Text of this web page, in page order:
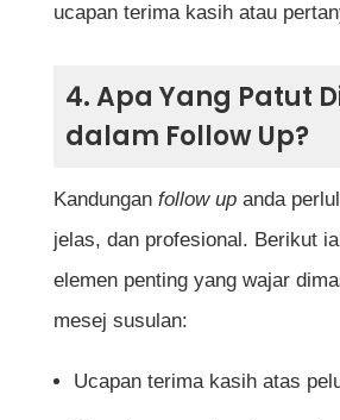
ucapan terima kasih atau
4. Apa Yang Patut
dalam Follow Up?
Kandungan follow upanda
jelas, dan profesional. Berikut
elemen penting yang wajar
mesej susulan:
Ucapan terima kasih atas